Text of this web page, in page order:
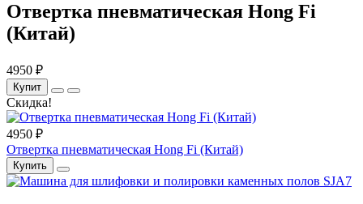
Отвертка пневматическая Hong Fi
(Китай)
4950 ₽
Купит
Скидка!
4950 ₽
Отвертка пневматическая Hong Fi (Китай)
Купить